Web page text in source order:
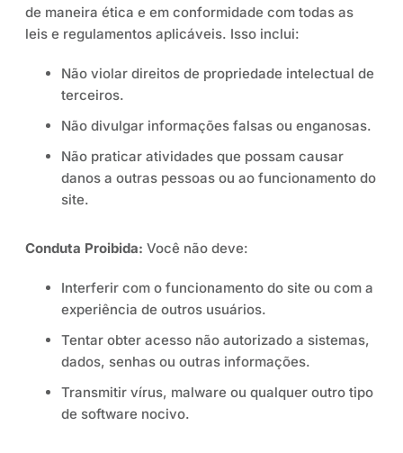
de maneira ética e em conformidade com todas as
leis e regulamentos aplicáveis. Isso inclui:
Não violar direitos de propriedade intelectual de
terceiros.
Não divulgar informações falsas ou enganosas.
Não praticar atividades que possam causar
danos a outras pessoas ou ao funcionamento do
site.
Conduta Proibida: Você não deve:
Interferir com o funcionamento do site ou com a
experiência de outros usuários.
Tentar obter acesso não autorizado a sistemas,
dados, senhas ou outras informações.
Transmitir vírus, malware ou qualquer outro tipo
de software nocivo.